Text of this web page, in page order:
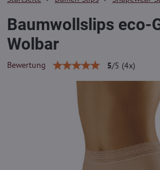
Baumwollslips eco-
Wolbar
Bewertung 5/5 (4x)